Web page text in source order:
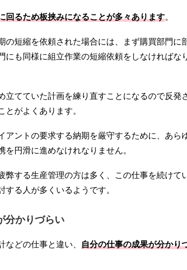
回るため板挟みになることが多々あります。
の短縮を依頼された場合には、まず購買部門に
にも同様に組立作業の短縮依頼をしなければな
立てていた計画を練り直すことになるので反発
とがよくあります。
アントの要求する納期を厳守するために、あら
円滑に進めなけれなりません。
弊する生産管理の方は多く、この仕事を続けて
る人が多くいるようです。
分かりづらい
どの仕事と違い、 自分の仕事の成果が分かり